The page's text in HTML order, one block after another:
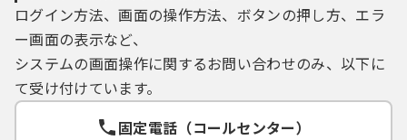
ログイン方法、画面の操作方法、ボタンの押し方、エラ
ー画面の表示など、
システムの画面操作に関するお問い合わせのみ、以下に
て受け付けています。
固定電話（コールセンター）